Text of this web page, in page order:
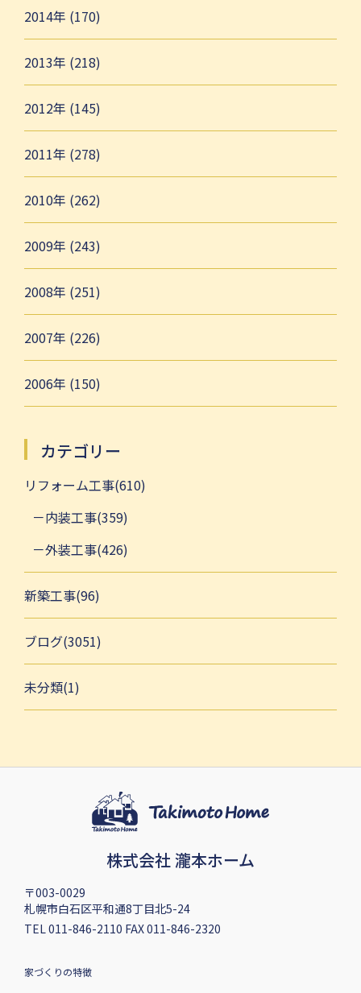
2014年 (170)
2013年 (218)
2012年 (145)
2011年 (278)
2010年 (262)
2009年 (243)
2008年 (251)
2007年 (226)
2006年 (150)
カテゴリー
リフォーム工事(610)
内装工事(359)
外装工事(426)
新築工事(96)
ブログ(3051)
未分類(1)
株式会社 瀧本ホーム
〒003-0029
札幌市白石区平和通8丁目北5-24
TEL 011-846-2110 FAX 011-846-2320
家づくりの特徴